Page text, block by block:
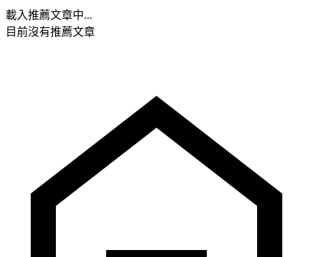
載入推薦文章中...
目前沒有推薦文章